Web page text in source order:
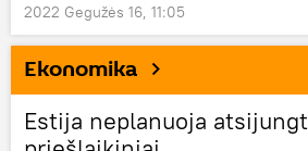
2022 Gegužės 16, 11:05
Ekonomika
Estija neplanuoja